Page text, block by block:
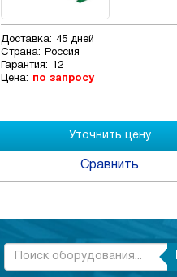
Доставка: 45 дней
Страна:
Россия
Гарантия:
12
Цена:
по запросу
Сравнить